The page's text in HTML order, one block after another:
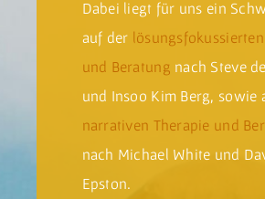
Dabei liegt für uns ein
auf der
und Beratung nach Steve
und Insoo Kim Berg, sowie
narrativen Therapie und
nach Michael White und
Epston.